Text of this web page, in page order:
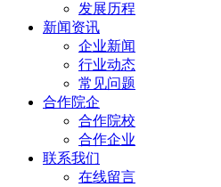
发展历程
新闻资讯
企业新闻
行业动态
常见问题
合作院企
合作院校
合作企业
联系我们
在线留言